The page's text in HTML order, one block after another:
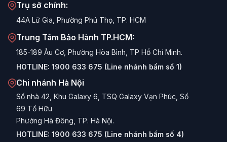
bằng micro-giây, giúp PC không bị sập nguồn (blackout)
trong những cảnh game đồ họa bùng nổ.
Những đặc quyền chỉ có trên dòng nguồn cao cấp
Thiết kế Fully Modular 100%:
Cho phép người dùng tháo rời
toàn bộ các sợi cáp. Bạn dùng linh kiện nào, cắm cáp linh
kiện đó. Điều này giúp việc đi dây (cable management) trở
nên gọn gàng, tăng cường luồng khí (airflow) bên trong vỏ
case.
Chuẩn kích thước tối ưu: Được thiết kế tinh gọn theo form
chuẩn hiện đại (như SFX), dải sản phẩm này không chỉ lắp
vừa các thùng máy kích thước lớn mà còn là sự lựa chọn số 1
Trụ sở chính:
44A Lữ Gia, Phường Phú Thọ, TP. HCM
Trung Tâm Bảo Hành TP.HCM:
185-189 Âu Cơ, Phường Hòa Bình, TP Hồ Chí Minh.
HOTLINE: 1900 633 675 (Line nhánh bấm số 1)
Chi nhánh Hà Nội
Số nhà 42, Khu Galaxy 6, TSQ Galaxy Vạn Phúc, Số
69 Tố Hữu
Phường Hà Đông, TP. Hà Nội.
HOTLINE: 1900 633 675 (Line nhánh bấm số 4)